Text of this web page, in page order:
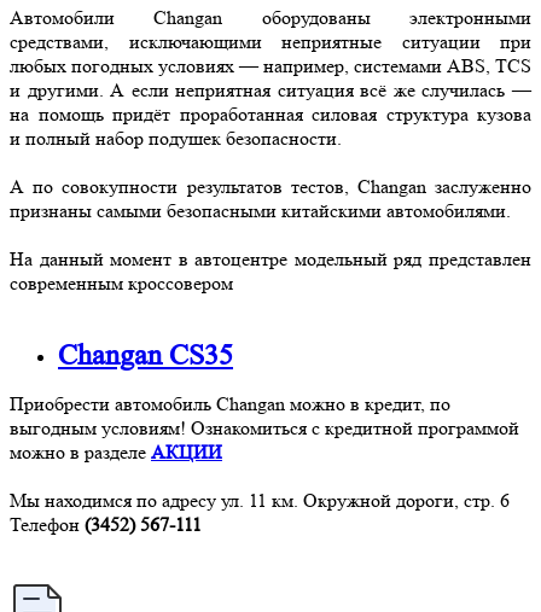
Автомобили Changan оборудованы электронными
средствами, исключающими неприятные ситуации при
любых погодных условиях — например, системами ABS, TCS
и другими. А если неприятная ситуация всё же случилась —
на помощь придёт проработанная силовая структура кузова
и полный набор подушек безопасности.
А по совокупности результатов тестов, Changan заслуженно
признаны самыми безопасными китайскими автомобилями.
На данный момент в автоцентре модельный ряд представлен
современным кроссовером
Changan CS35
Приобрести автомобиль Changan можно в кредит, по
выгодным условиям! Ознакомиться с кредитной программой
можно в разделе АКЦИИ
Мы находимся по адресу ул. 11 км. Окружной дороги, стр. 6
Телефон (3452) 567-111